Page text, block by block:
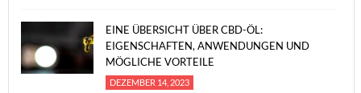
EINE ÜBERSICHT ÜBER CBD-ÖL:
EIGENSCHAFTEN, ANWENDUNGEN UND
MÖGLICHE VORTEILE
DEZEMBER 14, 2023